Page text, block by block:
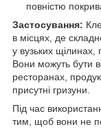
повністю
Застосування:
в місцях, де
у вузьких щілинах,
Вони можуть бути
ресторанах,
присутні гризуни.
Під час
тим, щоб вони не